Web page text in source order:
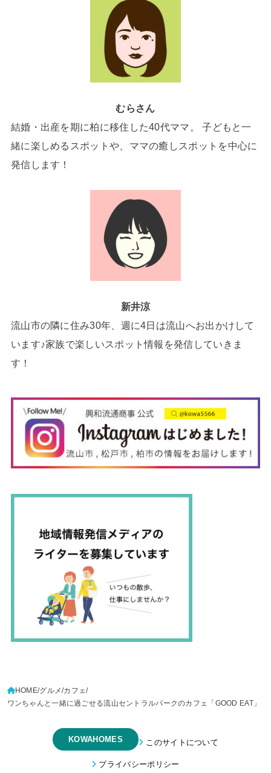
むらさん
結婚・出産を期に柏に移住した40代ママ。 子どもと一
緒に楽しめるスポットや、ママの癒しスポットを中心に
発信します！
新井涼
流山市の隣に住み30年、週に4日は流山へお出かけして
います♪家族で楽しいスポット情報を発信していきま
す！
HOME グルメ カフェ
ワンちゃんと一緒に過ごせる流山セントラルパークのカフェ「GOOD EAT」
KOWAHOMES このサイトについて
プライバシーポリシー